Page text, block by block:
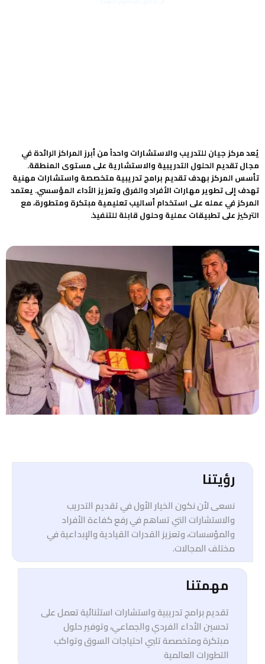
يُعد مركز جيان للتدريب والاستشارات واحداً من أبرز المراكز الرائدة في
مجال تقديم الحلول التدريبية والاستشارية على مستوى المنطقة.
تأسس المركز بهدف تقديم برامج تدريبية متخصصة واستشارات مهنية
تهدف إلى تطوير مهارات الأفراد والفرق وتعزيز الأداء المؤسسي. يعتمد
المركز في عمله على استخدام أساليب تعليمية مبتكرة ومتطورة، مع
التركيز على تطبيقات عملية وحلول قابلة للتنفيذ.
رؤيتنا
نسعى لأن نكون الخيار الأول في تقديم التدريب
والاستشارات التي تساهم في رفع كفاءة الأفراد
والمؤسسات، وتعزيز القدرات القيادية والإبداعية في
مختلف المجالات.
مهمتنا
تقديم برامج تدريبية واستشارات استثنائية تعمل على
تحسين الأداء الفردي والجماعي، وتوفير حلول
مبتكرة ومتخصصة تلبي احتياجات السوق وتواكب
التطورات العالمية